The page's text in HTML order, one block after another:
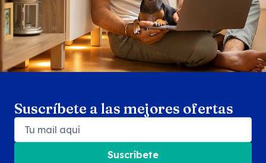
Suscríbete a las mejores ofertas
Suscríbete